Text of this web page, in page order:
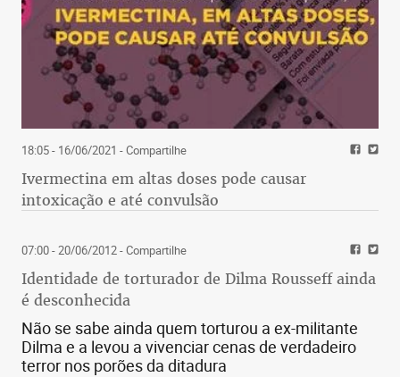
18:05 - 16/06/2021 - Compartilhe
Ivermectina em altas doses pode causar
intoxicação e até convulsão
07:00 - 20/06/2012- Compartilhe
Identidade de torturador de Dilma Rousseff ainda
é desconhecida
Não se sabe ainda quem torturou a ex-militante
Dilma e a levou a vivenciar cenas de verdadeiro
terror nos porões da ditadura